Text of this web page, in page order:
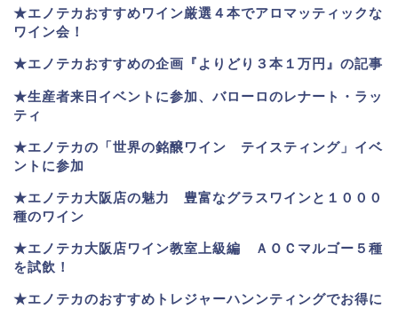
★エノテカおすすめワイン厳選４本でアロマッティックな
ワイン会！
★エノテカおすすめの企画『よりどり３本１万円』の記事
★生産者来日イベントに参加、バローロのレナート・ラッ
ティ
★エノテカの「世界の銘醸ワイン テイスティング」イベ
ントに参加
★エノテカ大阪店の魅力 豊富なグラスワインと１０００
種のワイン
★エノテカ大阪店ワイン教室上級編 ＡＯＣマルゴー５種
を試飲！
★エノテカのおすすめトレジャーハンンティングでお得に